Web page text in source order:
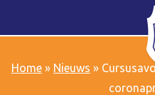
Home» Nieuws »